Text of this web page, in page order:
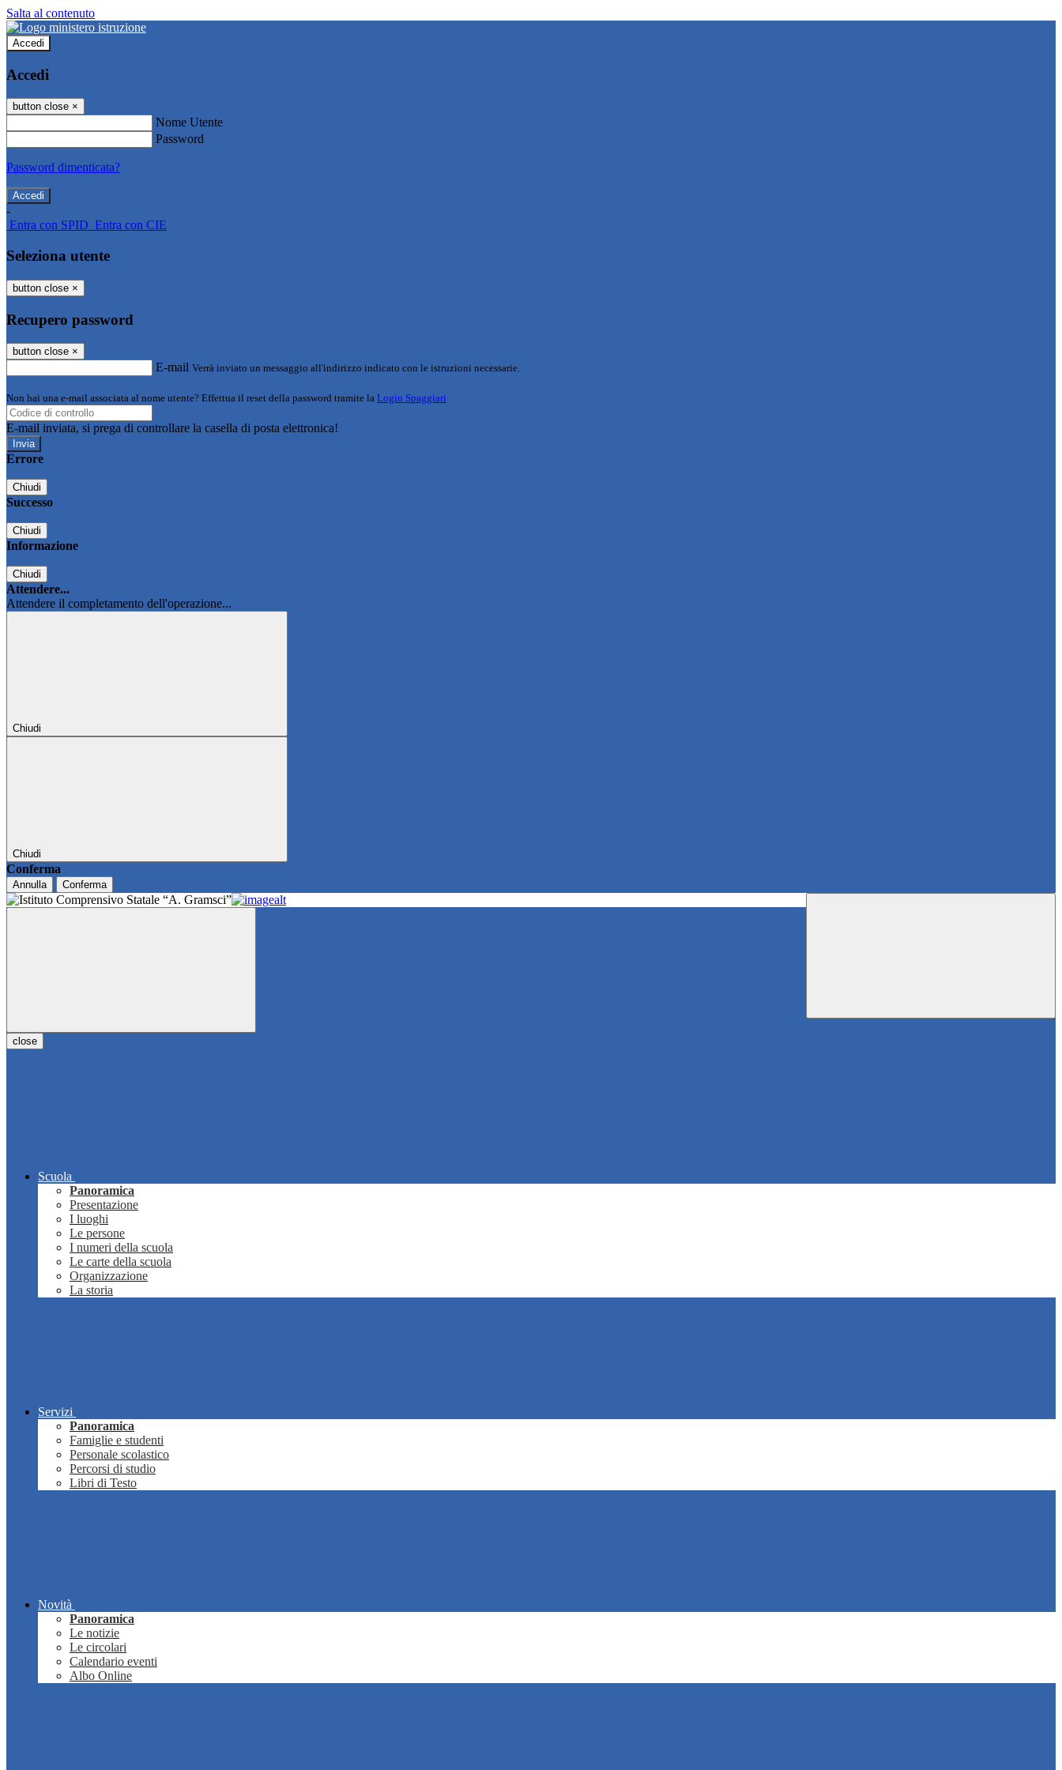
Salta al contenuto
Accedi
Accedi
button close ×
Nome Utente
Password
Password dimenticata?
-
Entra con SPID Entra con CIE
Seleziona utente
button close ×
Recupero password
button close ×
E-mail Verrà inviato un messaggio all'indirizzo indicato con le istruzioni necessarie.
Non hai una e-mail associata al nome utente? Effettua il reset della password tramite la Login Spaggiari
E-mail inviata, si prega di controllare la casella di posta elettronica!
Errore
Chiudi
Successo
Chiudi
Informazione
Chiudi
Attendere...
Attendere il completamento dell'operazione...
Chiudi
Chiudi
Conferma
Annulla Conferma
close
Scuola
Panoramica
Presentazione
I luoghi
Le persone
I numeri della scuola
Le carte della scuola
Organizzazione
La storia
Servizi
Panoramica
Famiglie e studenti
Personale scolastico
Percorsi di studio
Libri di Testo
Novità
Panoramica
Le notizie
Le circolari
Calendario eventi
Albo Online